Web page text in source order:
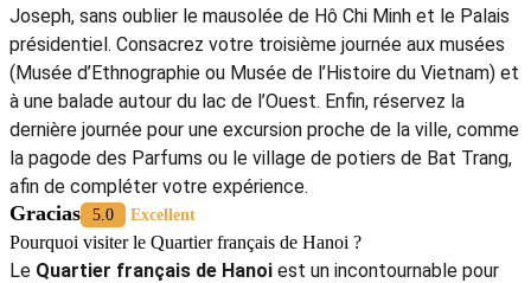
Joseph, sans oublier le mausolée de Hô Chi Minh et le Palais
présidentiel. Consacrez votre troisième journée aux musées
(Musée d’Ethnographie ou Musée de l’Histoire du Vietnam) et
à une balade autour du lac de l’Ouest. Enfin, réservez la
dernière journée pour une excursion proche de la ville, comme
la pagode des Parfums ou le village de potiers de Bat Trang,
afin de compléter votre expérience.
Gracias 5.0 Excellent
Pourquoi visiter le Quartier français de Hanoi ?
Le Quartier français de Hanoi est un incontournable pour